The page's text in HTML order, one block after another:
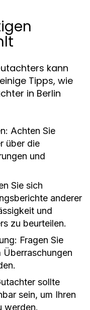
kann
Tipps, wie
in Berlin
Achten Sie
über die
und
Sie sich
anderer
und
zu beurteilen.
Fragen Sie
Überraschungen
sollte
sein, um Ihren
werden.